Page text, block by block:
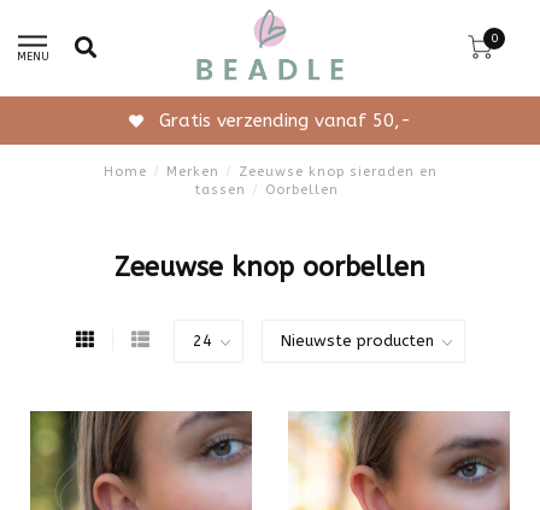
MENU
0
Gratis verzending vanaf 50,-
Home / Merken /
Zeeuwse knop sieraden en
tassen
/ Oorbellen
Zeeuwse knop oorbellen